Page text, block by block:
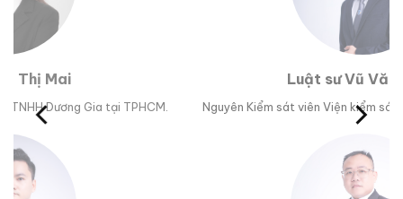
Nguyên Kiểm sát viên Viện kiểm sát nhân dân tỉnh Phú Yên.